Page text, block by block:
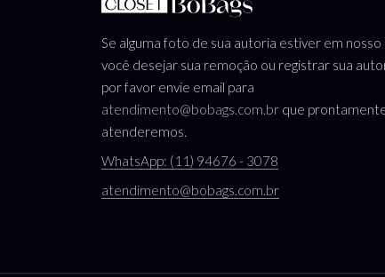
Se alguma foto de sua autoria estiver em nosso
você desejar sua remoção ou registrar sua
por favor envie email para
atendimento@bobags.com.br que
atenderemos.
WhatsApp: (11) 94676 - 3078
atendimento@bobags.com.br